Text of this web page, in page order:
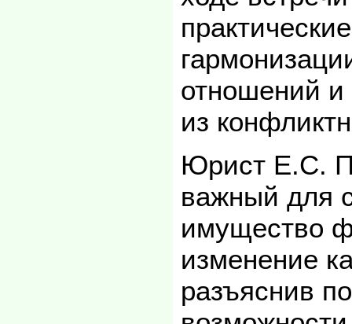
отношений и
из
Юрист Е.С.
важный для
имущество
изменение
разъяснив